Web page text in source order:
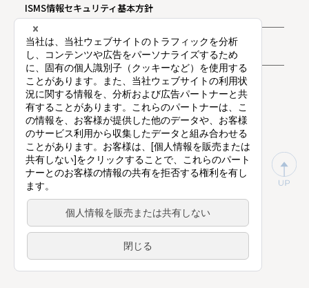
ISMS情報セキュリティ基本方針
お問い合わせ
プライバシー通知
©Vision Inc.